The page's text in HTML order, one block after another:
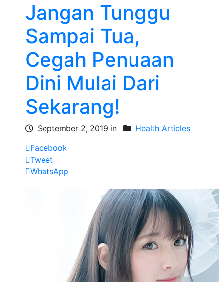
Jangan Tunggu
Sampai Tua,
Cegah Penuaan
Dini Mulai Dari
Sekarang!
September 2, 2019 in
Health Articles
Facebook
Tweet
WhatsApp